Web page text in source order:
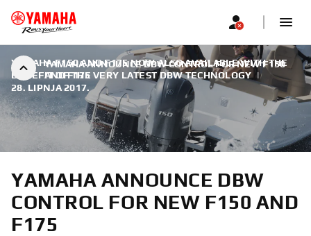
YAMAHA ANNOUNCE DBW CONTROL FOR NEW F150
AND F175
YAMAHA F150 AND F175 NOW ALSO AVAILABLE WITH THE
BENEFIT OF THE VERY LATEST DBW TECHNOLOGY |
28. LIPNJA 2017.
YAMAHA ANNOUNCE DBW
CONTROL FOR NEW F150 AND
F175